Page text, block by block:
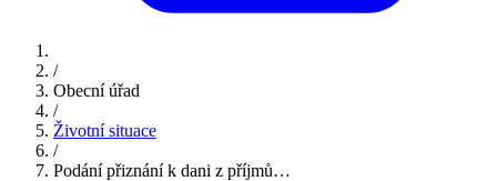
/
Obecní úřad
/
Životní situace
/
Podání přiznání k dani z příjmů…